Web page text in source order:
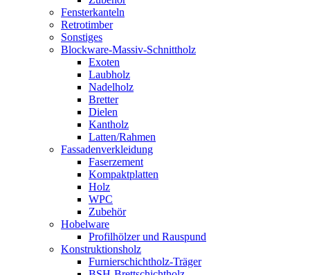
Fensterkanteln
Retrotimber
Sonstiges
Blockware-Massiv-Schnittholz
Exoten
Laubholz
Nadelholz
Bretter
Dielen
Kantholz
Latten/Rahmen
Fassadenverkleidung
Faserzement
Kompaktplatten
Holz
WPC
Zubehör
Hobelware
Profilhölzer und Rauspund
Konstruktionsholz
Furnierschichtholz-Träger